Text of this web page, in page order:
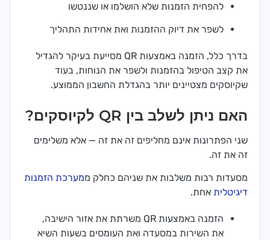
להפחית הזמנות שלא הושלמו או שננטשו
לשפר את דיוק ההזמנות ואת אחידות התהליך
בדרך כלל, הזמנה באמצעות QR מסייעת בעיקר להגדיל
את קצב הטיפול בהזמנות ולשפר את הנוחות, בעוד
שקיוסקים מצטיינים יותר בהגדלת החשבון הממוצע.
האם ניתן לשלב בין QR לקיוסקים?
שני הפתרונות אינם מחליפים זה את זה — אלא משלימים
זה את זה.
מסעדות רבות משלבות את שניהם כחלק ממערכת הזמנות
דיגיטלית אחת.
הזמנה באמצעות QR משרתת את אזור הישיבה,
את השירות במסעדה ואת העומסים בשעות השיא